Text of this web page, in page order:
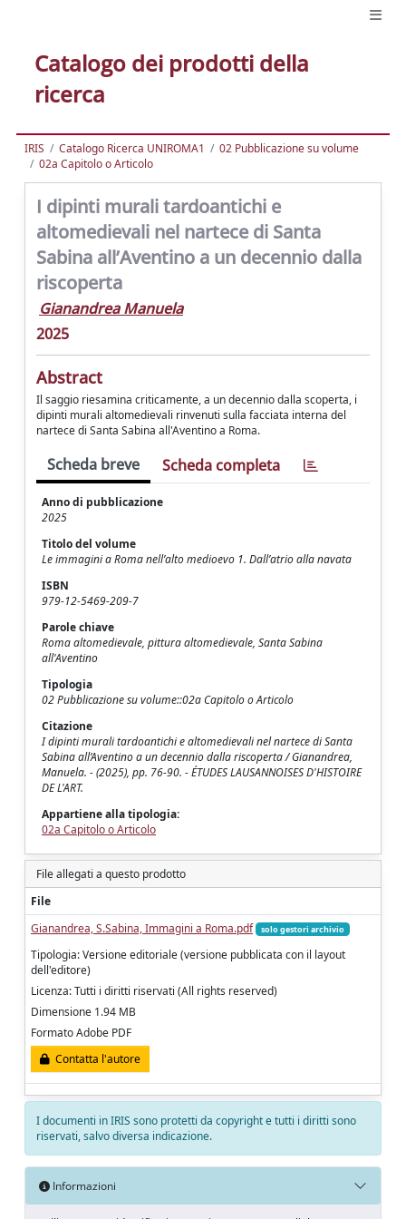
Catalogo dei prodotti della
ricerca
IRIS Catalogo Ricerca UNIROMA1
02 Pubblicazione su volume
02a Capitolo o Articolo
I dipinti murali tardoantichi e
altomedievali nel nartece di Santa
Sabina all’Aventino a un decennio dalla
riscoperta
Gianandrea Manuela
2025
Abstract
Il saggio riesamina criticamente, a un decennio dalla scoperta, i
dipinti murali altomedievali rinvenuti sulla facciata interna del
nartece di Santa Sabina all'Aventino a Roma.
Scheda breve Scheda completa
Anno di pubblicazione
2025
Titolo del volume
Le immagini a Roma nell’alto medioevo 1. Dall’atrio alla navata
ISBN
979-12-5469-209-7
Parole chiave
Roma altomedievale, pittura altomedievale, Santa Sabina
all'Aventino
Tipologia
02 Pubblicazione su volume::02a Capitolo o Articolo
Citazione
I dipinti murali tardoantichi e altomedievali nel nartece di Santa
Sabina all’Aventino a un decennio dalla riscoperta / Gianandrea,
Manuela. - (2025), pp. 76-90. - ÉTUDES LAUSANNOISES D'HISTOIRE
DE L'ART.
Appartiene alla tipologia:
02a Capitolo o Articolo
File allegati a questo prodotto
File
Gianandrea, S.Sabina, Immagini a Roma.pdf
solo gestori archivio
Tipologia: Versione editoriale (versione pubblicata con il layout
dell'editore)
Licenza: Tutti i diritti riservati (All rights reserved)
Dimensione 1.94 MB
Formato Adobe PDF
Contatta l'autore
I documenti in IRIS sono protetti da copyright e tutti i diritti sono
riservati, salvo diversa indicazione.
Informazioni